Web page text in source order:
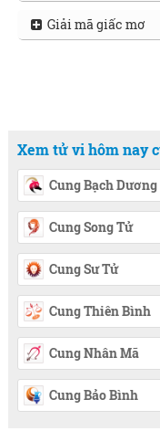
Giải mã giấc mơ
Xem tử vi hôm nay
Cung Bạch Dương
Cung Song Tử
Cung Sư Tử
Cung Thiên Bình
Cung Nhân Mã
Cung Bảo Bình